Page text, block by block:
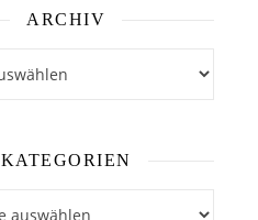
ARCHIV
KATEGORIEN